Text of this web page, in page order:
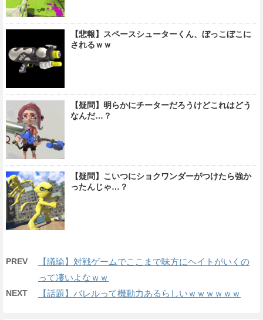
【悲報】スペースシューターくん、ぼっこぼこに
されるｗｗ
【疑問】明らかにチーターだろうけどこれはどう
なんだ…？
【疑問】こいつにショクワンダーがつけたら強か
ったんじゃ…？
PREV
【議論】対戦ゲームでここまで味方にヘイトがいくの
って凄いよなｗｗ
NEXT 【話題】バレルって機動力あるらしいｗｗｗｗｗｗ